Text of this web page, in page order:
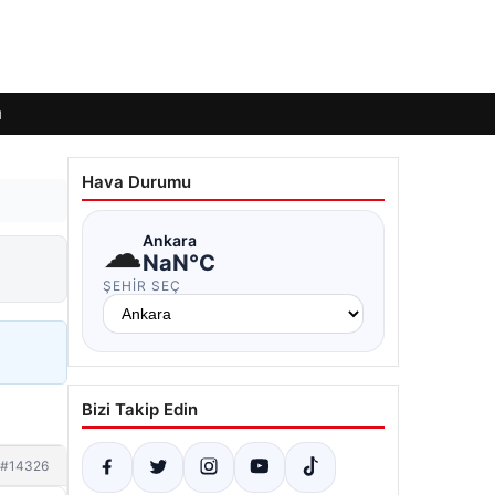
#14326
Hava Durumu
☁Ankara
NaN°C
ŞEHIR SEÇ
Bizi Takip Edin